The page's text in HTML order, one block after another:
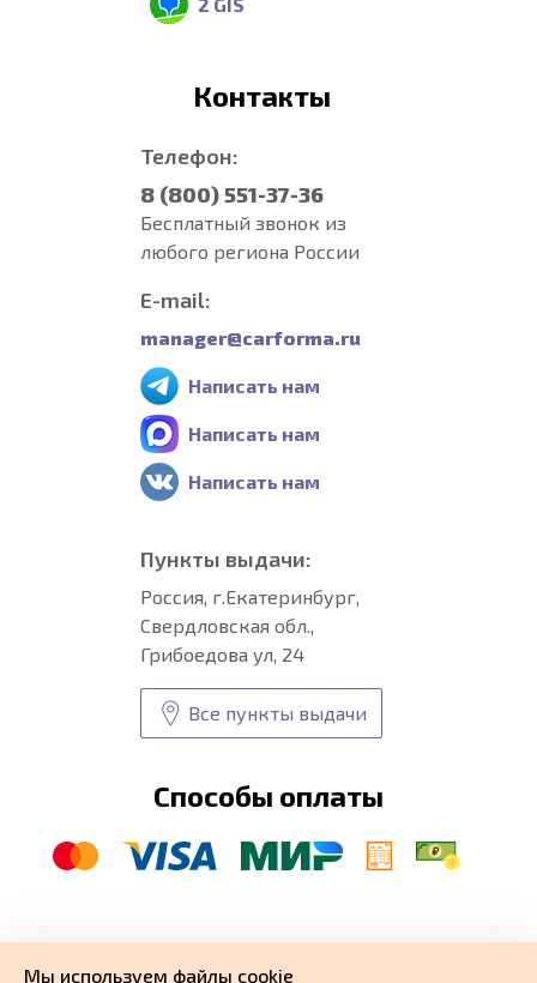
Контакты
Телефон:
8 (800) 551-37-36
Бесплатный звонок из
любого региона России
E-mail:
manager@carforma.ru
Написать нам
Написать нам
Написать нам
Пункты выдачи:
Россия, г.Екатеринбург,
Свердловская обл.,
Грибоедова ул, 24
Все пункты выдачи
Способы оплаты
автоковрики
Мы используем файлы cookie